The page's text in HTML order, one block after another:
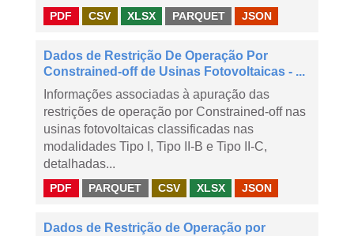
PDF CSV XLSX PARQUET JSON
Dados de Restrição De Operação Por
Constrained-off de Usinas Fotovoltaicas - ...
Informações associadas à apuração das
restrições de operação por Constrained-off nas
usinas fotovoltaicas classificadas nas
modalidades Tipo I, Tipo II-B e Tipo II-C,
detalhadas...
PDF PARQUET CSV XLSX JSON
Dados de Restrição de Operação por